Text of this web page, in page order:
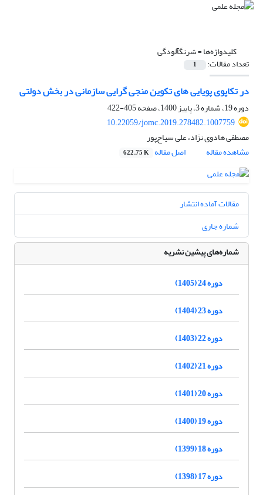
کلیدواژه‌ها =شرنگ‏آلودگی
تعداد مقالات: 1
در تکاپوی پویایی های تکوین منجی گرایی سازمانی در بخش دولتی
دوره 19، شماره 3، پاییز 1400، صفحه
405-422
10.22059/jomc.2019.278482.1007759
مصطفی هادوی نژاد، علی سیاح‌پور
مشاهده مقاله
اصل مقاله 622.75 K
مقالات آماده انتشار
شماره جاری
شماره‌های پیشین نشریه
دوره 24 (1405)
دوره 23 (1404)
دوره 22 (1403)
دوره 21 (1402)
دوره 20 (1401)
دوره 19 (1400)
دوره 18 (1399)
دوره 17 (1398)